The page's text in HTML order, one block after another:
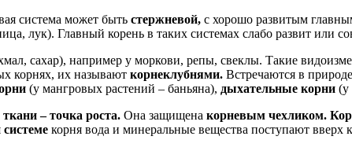
система может быть стержневой, с хорошо развитым
лук). Главный корень в таких системах слабо развит или
сахар), например у моркови, репы, свеклы. Такие
корнях, их называют корнеклубнями. Встречаются в
(у мангровых растений – баньяна), дыхательные корни (у
– точка роста. Она защищена корневым чехликом.
корня вода и минеральные вещества поступают вверх